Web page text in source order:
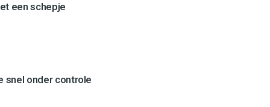
een schepje
snel onder controle